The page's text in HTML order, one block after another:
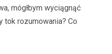
mógłbym wyciągnąć
tok rozumowania? Co